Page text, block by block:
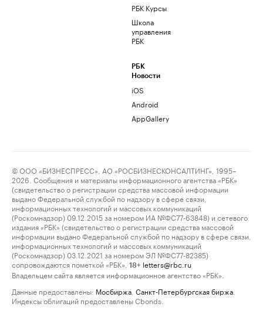
РБК Курсы
Школа
управления
РБК
РБК
Новости
iOS
Android
AppGallery
© ООО «БИЗНЕСПРЕСС», АО «РОСБИЗНЕСКОНСАЛТИНГ», 1995–
2026. Сообщения и материалы информационного агентства «РБК»
(свидетельство о регистрации средства массовой информации
выдано Федеральной службой по надзору в сфере связи,
информационных технологий и массовых коммуникаций
(Роскомнадзор) 09.12.2015 за номером ИА №ФС77-63848) и сетевого
издания «РБК» (свидетельство о регистрации средства массовой
информации выдано Федеральной службой по надзору в сфере связи,
информационных технологий и массовых коммуникаций
(Роскомнадзор) 03.12.2021 за номером ЭЛ №ФС77-82385)
сопровождаются пометкой «РБК».
18+ letters@rbc.ru
Владельцем сайта является информационное агентство «РБК».
Данные предоставлены: Мосбиржа Санкт-Петербургская биржа
Индексы облигаций предоставлены Cbonds.